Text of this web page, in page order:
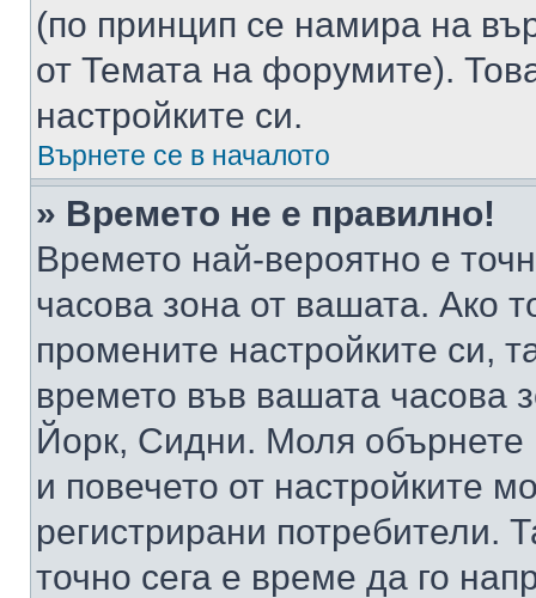
(по принцип се намира на
от Темата на форумите).
настройките си.
Върнете се в началото
» Времето не е правилно!
Времето най-вероятно е
часова зона от вашата. Ако
промените настройките си,
времето във вашата
Йорк, Сидни. Моля обърнете
и повечето от настройките
регистрирани потребители.
точно сега е време да го